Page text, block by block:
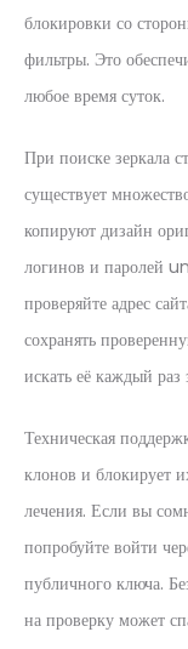
блокировки со
фильтры. Это
любое время суток.
При поиске зеркала
существует
копируют дизайн
логинов и паролей
проверяйте адрес
сохранять
искать её каждый раз
Техническая
клонов и блокирует
лечения. Если вы
попробуйте войти
публичного ключа.
на проверку может